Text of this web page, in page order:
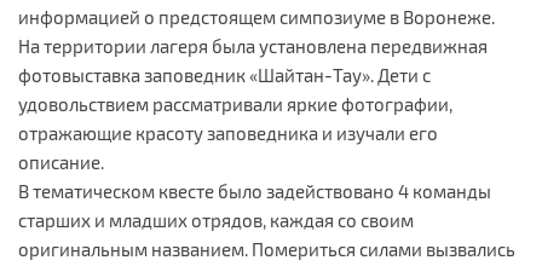
информацией о предстоящем симпозиуме в Воронеже.
На территории лагеря была установлена передвижная
фотовыставка заповедник «Шайтан-Тау». Дети с
удовольствием рассматривали яркие фотографии,
отражающие красоту заповедника и изучали его
описание.
В тематическом квесте было задействовано 4 команды
старших и младших отрядов, каждая со своим
оригинальным названием. Помериться силами вызвались